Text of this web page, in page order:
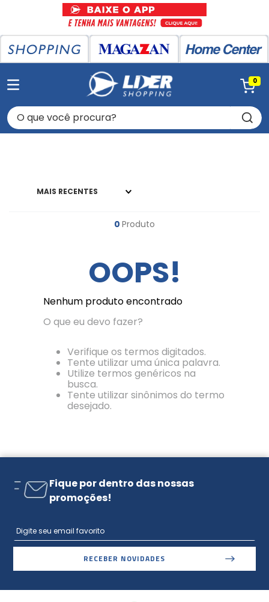
0
O que você procura?
MAIS RECENTES
0 Produto
OOPS!
Nenhum produto encontrado
O que eu devo fazer?
Verifique os termos digitados.
Tente utilizar uma única palavra.
Utilize termos genéricos na
busca.
Tente utilizar sinônimos do termo
desejado.
Fique por dentro das nossas
promoções!
RECEBER NOVIDADES